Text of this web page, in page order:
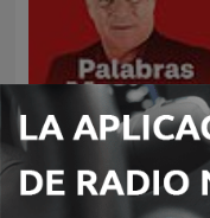
Palabras Mayores